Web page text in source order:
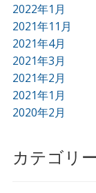
2022年1月
2021年11月
2021年4月
2021年3月
2021年2月
2021年1月
2020年2月
カテゴリー